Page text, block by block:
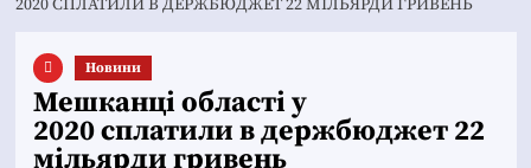
2020 СПЛАТИЛИ В ДЕРЖБЮДЖЕТ 22 МІЛЬЯРДИ ГРИВЕНЬ
Новини
Мешканці області у
2020 сплатили в держбюджет 22
мільярди гривень